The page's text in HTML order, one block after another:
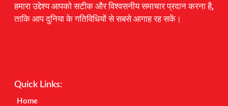
हमारा उद्देश्य आपको सटीक और विश्वसनीय समाचार प्रदान करना है,
ताकि आप दुनिया के गतिविधियों से सबसे आगाह रह सकें।
Quick Links:
Home